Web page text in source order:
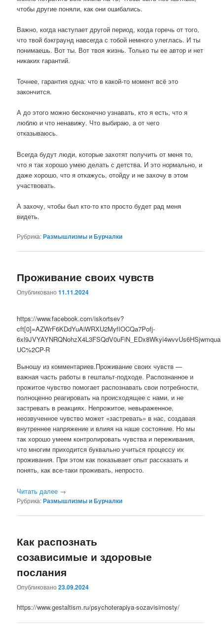
чтобы другие поняли, как они ошибались.
Важно, когда наступает другой период, когда горечь от того,
что твой бэкграунд навсегда с тобой немного улеглась. И ты
понимаешь. Вот ты. Вот твоя жизнь. Только ты ее автор и нет
никаких гарантий.
Точнее, гарантия одна: что в какой-то момент всё это
закончится.
А до этого можно бесконечно узнавать, кто я есть, что я
люблю и что ненавижу. Что выбираю, а от чего
отказываюсь.
Всегда будут люди, которые захотят получить от меня то,
что я так хорошо умею делать с детства. И это нормально, и
даже хорошо, что я откажусь, отойду и не захочу в этом
участвовать.
А захочу, чтобы был кто-то кто просто будет рад меня
видеть.
Рубрика:Размышлизмы и Бурчалки
Проживание своих чувств
Опубликовано11.11.2024
https://www.facebook.com/iskortsev?
cft[0]=AZWrF6KDdYuAiWRXU2MyfIOCQa7Pofj-
UC%2CP-R
Выношу из комментариев.Проживание своих чувств —
важная часть работы в гештальт-подходе. Распознанное и
прожитое чувство помогает распознавать свои потребности,
полноценно реагировать на происходящее с нами, и не
застревать в реакциях. Непрожитое, невыраженное,
неозвученное чувство может «застревать» в нас, создавая
внутреннее напряжение и влияя на наше состояние. Но мы
так хорошо умеем контролировать чувства и переживания,
что многим приходится буквально учиться процессу их
проживания. При этом как показывает опыт рассказать и
понять, как все-таки проживать, непросто.
Читать далее →
Рубрика:Размышлизмы и Бурчалки
Как распознать
созависимые и здоровые
послания
Опубликовано23.09.2024
https://www.gestaltism.ru/psychoterapiya-sozavisimosty/